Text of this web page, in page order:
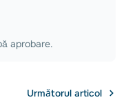
aprobare.
Următorul articol